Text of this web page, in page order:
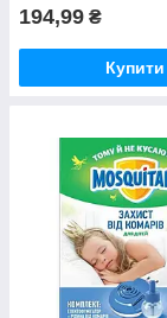
194,99 ₴
Купити